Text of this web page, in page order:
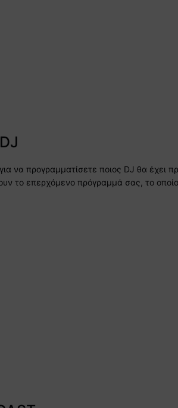
να προγραμματίσετε ποιος DJ θα
το επερχόμενο πρόγραμμά σας, το